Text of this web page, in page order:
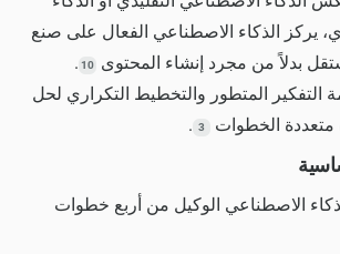
يركز الذكاء الاصطناعي الفعال على صنع
بدلاً من مجرد إنشاء المحتوى
10
.
التفكير المتطور والتخطيط التكراري لحل
متعددة الخطوات
3
.
الاصطناعي الوكيل من أربع خطوات